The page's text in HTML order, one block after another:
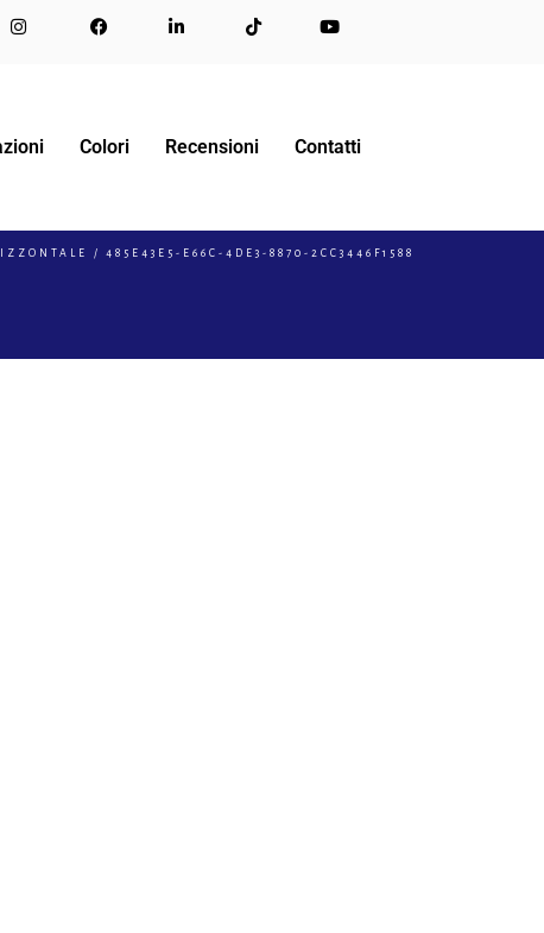
Colori Recensioni Contatti
485E43E5-E66C-4DE3-8870-2CC3446F1588